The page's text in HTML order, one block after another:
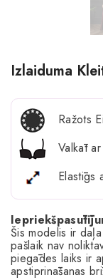
Izlaiduma
Ražots
Valkāt
Elastīgs
Šis modelis ir
pašlaik nav
piegādes laiks ir
apstiprināšanas